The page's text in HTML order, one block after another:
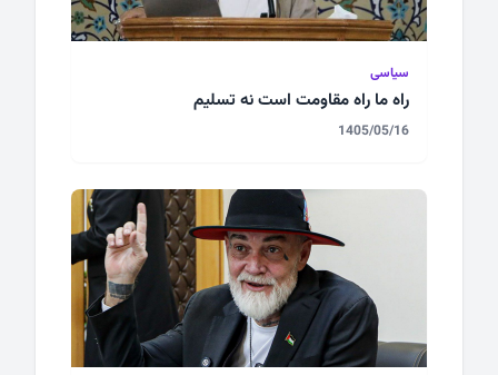
سیاسی
راه ما راه مقاومت است نه تسلیم
1405/05/16